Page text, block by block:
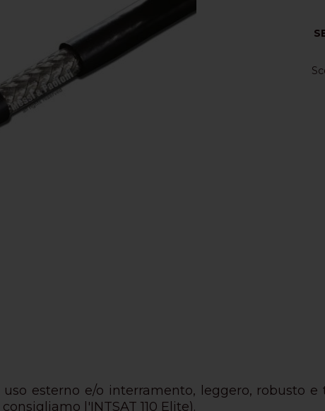
esterno e/o interramento, leggero, robusto
l'INTSAT 110 Elite).